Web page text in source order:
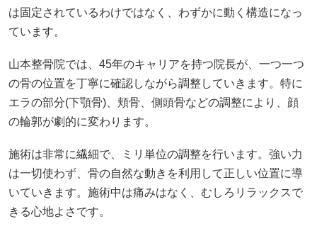
は固定されているわけではなく、わずかに動く構造になっ
ています。
山本整骨院では、45年のキャリアを持つ院長が、一つ一つ
の骨の位置を丁寧に確認しながら調整していきます。特に
エラの部分(下顎骨)、頬骨、側頭骨などの調整により、顔
の輪郭が劇的に変わります。
施術は非常に繊細で、ミリ単位の調整を行います。強い力
は一切使わず、骨の自然な動きを利用して正しい位置に導
いていきます。施術中は痛みはなく、むしろリラックスで
きる心地よさです。